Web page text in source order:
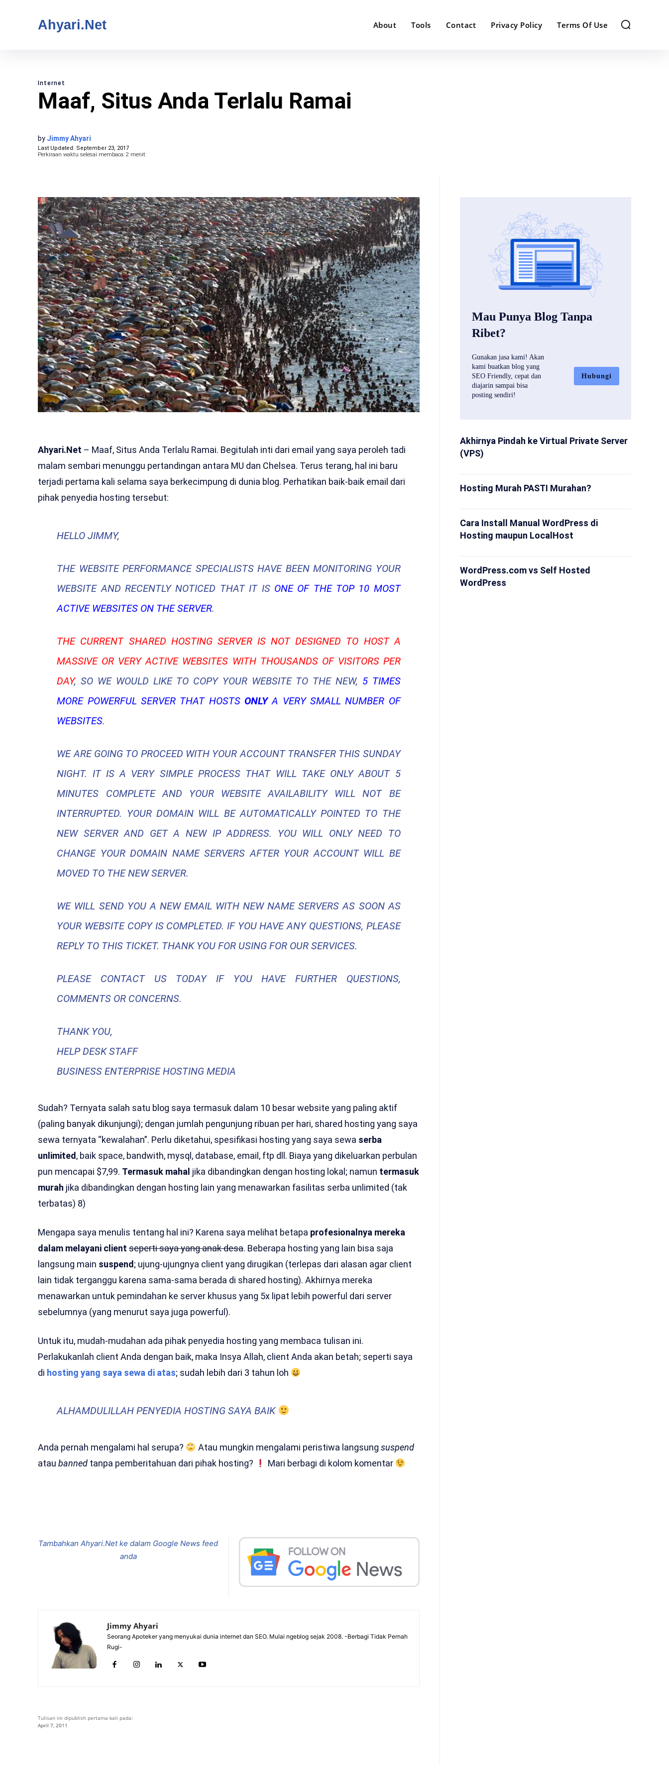
Ahyari.Net About Tools Contact Privacy Policy Terms Of Use
Internet
Maaf, Situs Anda Terlalu Ramai
by Jimmy Ahyari
Last Updated: September 23, 2017
Perkiraan waktu selesai membaca: 2 menit
Ahyari.Net – Maaf, Situs Anda Terlalu Ramai. Begitulah inti dari email yang saya peroleh tadi
malam sembari menunggu pertandingan antara MU dan Chelsea. Terus terang, hal ini baru
terjadi pertama kali selama saya berkecimpung di dunia blog. Perhatikan baik-baik email dari
pihak penyedia hosting tersebut:
HELLO JIMMY,
THE WEBSITE PERFORMANCE SPECIALISTS HAVE BEEN MONITORING YOUR
WEBSITE AND RECENTLY NOTICED THAT IT IS ONE OF THE TOP 10 MOST
ACTIVE WEBSITES ON THE SERVER.
THE CURRENT SHARED HOSTING SERVER IS NOT DESIGNED TO HOST A
MASSIVE OR VERY ACTIVE WEBSITES WITH THOUSANDS OF VISITORS PER
DAY, SO WE WOULD LIKE TO COPY YOUR WEBSITE TO THE NEW, 5 TIMES
MORE POWERFUL SERVER THAT HOSTS ONLYA VERY SMALL NUMBER OF
WEBSITES.
WE ARE GOING TO PROCEED WITH YOUR ACCOUNT TRANSFER THIS SUNDAY
NIGHT. IT IS A VERY SIMPLE PROCESS THAT WILL TAKE ONLY ABOUT 5
MINUTES COMPLETE AND YOUR WEBSITE AVAILABILITY WILL NOT BE
INTERRUPTED. YOUR DOMAIN WILL BE AUTOMATICALLY POINTED TO THE
NEW SERVER AND GET A NEW IP ADDRESS. YOU WILL ONLY NEED TO
CHANGE YOUR DOMAIN NAME SERVERS AFTER YOUR ACCOUNT WILL BE
MOVED TO THE NEW SERVER.
WE WILL SEND YOU A NEW EMAIL WITH NEW NAME SERVERS AS SOON AS
YOUR WEBSITE COPY IS COMPLETED. IF YOU HAVE ANY QUESTIONS, PLEASE
REPLY TO THIS TICKET. THANK YOU FOR USING FOR OUR SERVICES.
PLEASE CONTACT US TODAY IF YOU HAVE FURTHER QUESTIONS,
COMMENTS OR CONCERNS.
THANK YOU,
HELP DESK STAFF
BUSINESS ENTERPRISE HOSTING MEDIA
Sudah? Ternyata salah satu blog saya termasuk dalam 10 besar website yang paling aktif
(paling banyak dikunjungi); dengan jumlah pengunjung ribuan per hari, shared hosting yang saya
sewa ternyata “kewalahan”. Perlu diketahui, spesifikasi hosting yang saya sewa serba
unlimited , baik space, bandwith, mysql, database, email, ftp dll. Biaya yang dikeluarkan perbulan
pun mencapai $7,99. Termasuk mahal jika dibandingkan dengan hosting lokal; namun termasuk
murah jika dibandingkan dengan hosting lain yang menawarkan fasilitas serba unlimited (tak
terbatas) 8)
Mengapa saya menulis tentang hal ini? Karena saya melihat betapa profesionalnya mereka
dalam melayani client seperti saya yang anak desa. Beberapa hosting yang lain bisa saja
langsung main suspend ; ujung-ujungnya client yang dirugikan (terlepas dari alasan agar client
lain tidak terganggu karena sama-sama berada di shared hosting). Akhirnya mereka
menawarkan untuk pemindahan ke server khusus yang 5x lipat lebih powerful dari server
sebelumnya (yang menurut saya juga powerful).
Untuk itu, mudah-mudahan ada pihak penyedia hosting yang membaca tulisan ini.
Perlakukanlah client Anda dengan baik, maka Insya Allah, client Anda akan betah; seperti saya
di hosting yang saya sewa di atas; sudah lebih dari 3 tahun loh
ALHAMDULILLAH PENYEDIA HOSTING SAYA BAIK
Anda pernah mengalami hal serupa? Atau mungkin mengalami peristiwa langsung suspend
atau banned tanpa pemberitahuan dari pihak hosting? Mari berbagi di kolom komentar
Tambahkan Ahyari.Net ke dalam Google News feed
anda
Jimmy Ahyari
Seorang Apoteker yang menyukai dunia internet dan SEO. Mulai ngeblog sejak 2008. -Berbagi Tidak Pernah
Rugi-
Tulisan ini dipublish pertama kali pada:
April 7, 2011
Mau Punya Blog Tanpa
Ribet?
Gunakan jasa kami! Akan
kami buatkan blog yang
SEO Friendly, cepat dan
diajarin sampai bisa
posting sendiri!
Hubungi
Akhirnya Pindah ke Virtual Private Server
(VPS)
Hosting Murah PASTI Murahan?
Cara Install Manual WordPress di
Hosting maupun LocalHost
WordPress.com vs Self Hosted
WordPress